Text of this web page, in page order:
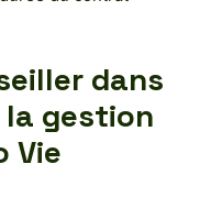
dans
gestion
Vie